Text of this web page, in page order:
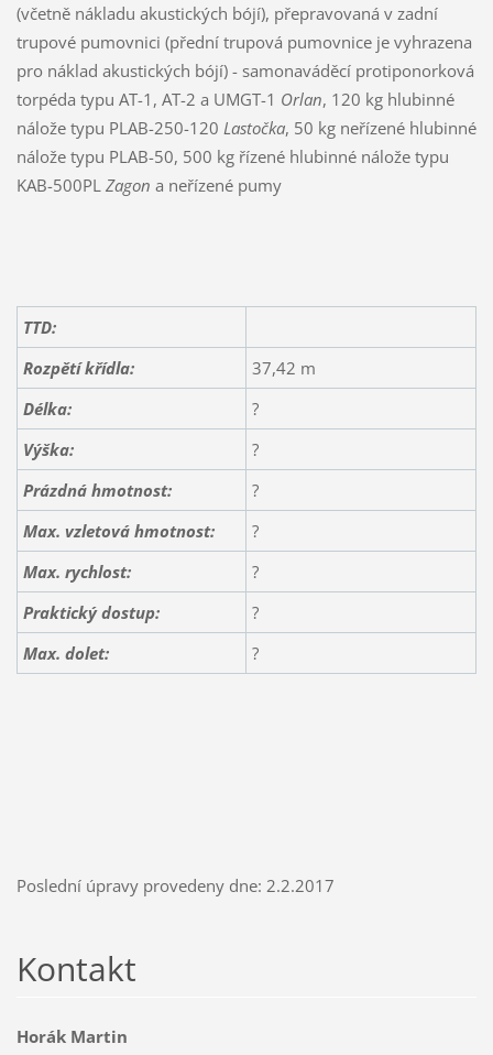
(včetně nákladu akustických bójí), přepravovaná v zadní
trupové pumovnici (přední trupová pumovnice je vyhrazena
pro náklad akustických bójí) - samonaváděcí protiponorková
torpéda typu AT-1, AT-2 a UMGT-1 Orlan, 120 kg hlubinné
nálože typu PLAB-250-120 Lastočka, 50 kg neřízené hlubinné
nálože typu PLAB-50, 500 kg řízené hlubinné nálože typu
KAB-500PL Zagon a neřízené pumy
TTD:
Rozpětí křídla:
37,42 m
Délka:
?
Výška:
?
Prázdná hmotnost:
?
Max. vzletová hmotnost:
?
Max. rychlost:
?
Praktický dostup:
?
Max. dolet:
?
Poslední úpravy provedeny dne: 2.2.2017
Kontakt
Horák Martin